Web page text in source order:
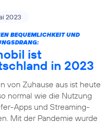
2023
BEQUEMLICHKEIT UND
ist
in 2023
von Zuhause aus ist heute
normal wie die Nutzung
Apps und Streaming-
Mit der Pandemie wurde